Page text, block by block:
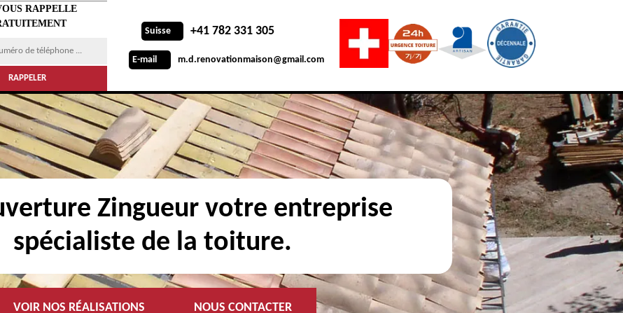
RAPPELLE
Suisse +41 782 331 305
E-mail m.d.renovationmaison@gmail.com
Zingueur votre entreprise
spécialiste de la toiture.
VOIR NOS RÉALISATIONS NOUS CONTACTER